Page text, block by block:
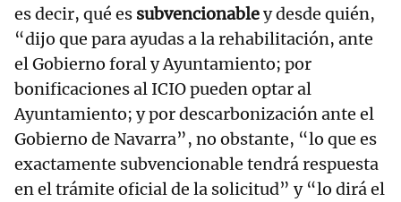
es decir, qué es subvencionabley desde quién,
“dijo que para ayudas a la rehabilitación, ante
el Gobierno foral y Ayuntamiento; por
bonificaciones al ICIO pueden optar al
Ayuntamiento; y por descarbonización ante el
Gobierno de Navarra”, no obstante, “lo que es
exactamente subvencionable tendrá respuesta
en el trámite oficial de la solicitud” y “lo dirá el